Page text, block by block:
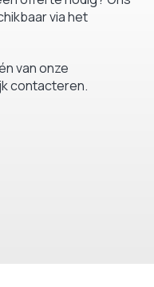
via het
van onze
contacteren.